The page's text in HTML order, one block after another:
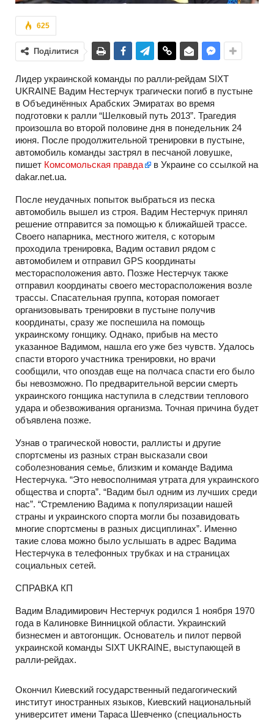
625
Поділитися
Лидер украинской команды по ралли-рейдам SIXT
UKRAINE Вадим Нестерчук трагически погиб в пустыне
в Объединённых Арабских Эмиратах во время
подготовки к ралли “Шелковый путь 2013”. Трагедия
произошла во второй половине дня в понедельник 24
июня. После продолжительной тренировки в пустыне,
автомобиль команды застрял в песчаной ловушке,
пишет Комсомольская правда
в Украине со ссылкой на
dakar.net.ua.
После неудачных попыток выбраться из песка
автомобиль вышел из строя. Вадим Нестерчук принял
решение отправится за помощью к ближайшей трассе.
Своего напарника, местного жителя, с которым
проходила тренировка, Вадим оставил рядом с
автомобилем и отправил GPS координаты
месторасположения авто. Позже Нестерчук также
отправил координаты своего месторасположения возле
трассы. Спасательная группа, которая помогает
организовывать тренировки в пустыне получив
координаты, сразу же поспешила на помощь
украинскому гонщику. Однако, прибыв на место
указанное Вадимом, нашла его уже без чувств. Удалось
спасти второго участника тренировки, но врачи
сообщили, что опоздав еще на полчаса спасти его было
бы невозможно. По предварительной версии смерть
украинского гонщика наступила в следствии теплового
удара и обезвоживания организма. Точная причина будет
объявлена позже.
Узнав о трагической новости, раллисты и другие
спортсмены из разных стран высказали свои
соболезнования семье, близким и команде Вадима
Нестерчука. “Это невосполнимая утрата для украинского
общества и спорта”. “Вадим был одним из лучших среди
нас”. “Стремлению Вадима к популяризации нашей
страны и украинского спорта могли бы позавидовать
многие спортсмены в разных дисциплинах”. Именно
такие слова можно было услышать в адрес Вадима
Нестерчука в телефонных трубках и на страницах
социальных сетей.
СПРАВКА КП
Вадим Владимирович Нестерчук родился 1 ноября 1970
года в Калиновке Винницкой области. Украинский
бизнесмен и автогонщик. Основатель и пилот первой
украинской команды SIXT UKRAINE, выступающей в
ралли-рейдах.
Окончил Киевский государственный педагогический
институт иностранных языков, Киевский национальный
университет имени Тараса Шевченко (специальность